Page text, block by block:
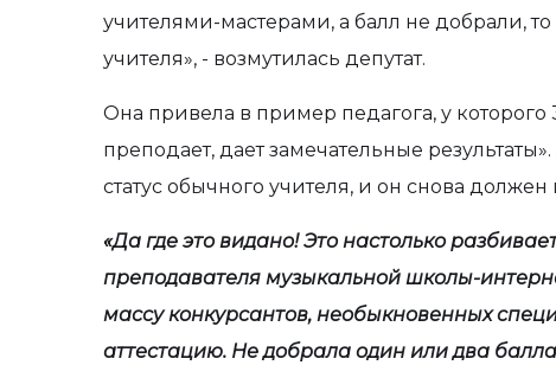
учителями-мастерами, а балл не добрали, то
учителя», - возмутилась депутат.
Она привела в пример педагога, у которого
преподает, дает замечательные
статус обычного учителя, и он снова
«Да где это видано! Это настолько
преподавателя музыкальной школы-
массу конкурсантов, необыкновенных
аттестацию. Не добрала один или два